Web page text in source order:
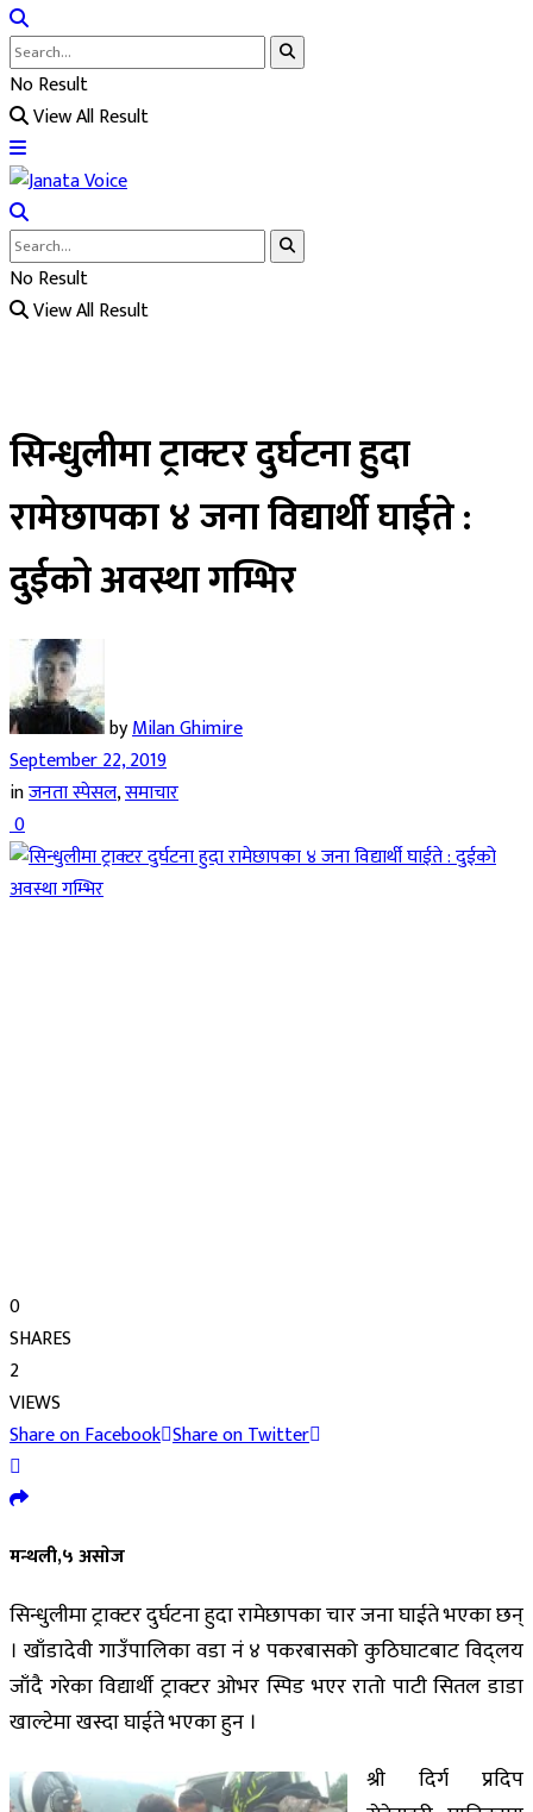
No Result
View All Result
No Result
View All Result
सिन्धुलीमा ट्राक्टर दुर्घटना हुदा
रामेछापका ४ जना विद्यार्थी घाईते :
दुईको अवस्था गम्भिर
byMilan Ghimire
September 22, 2019
inजनता स्पेसल,समाचार
0
0
SHARES
2
VIEWS
Share on Facebook Share on Twitter
मन्थली,५ असाेज
सिन्धुलीमा ट्राक्टर दुर्घटना हुदा रामेछापका चार जना घाईते भएका छन्
। खाँडादेवी गाउँपालिका वडा न‌ं ४ पकरबासको कुठिघाटबाट विद्लय
जाँदै गरेका विद्यार्थी ट्राक्टर ओभर स्पिड भएर रातो पाटी सितल डाडा
खाल्टेमा खस्दा घाईते भएका हुन ।
श्री दिर्ग प्रदिप